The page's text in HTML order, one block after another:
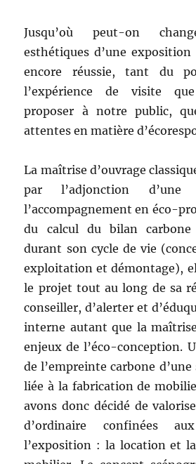
Jusqu’où peut-on
esthétiques d’une
encore réussie, tant du
l’expérience de visite
proposer à notre public,
attentes en matière
La maîtrise d’ouvrage
par l’adjonction d’une
l’accompagnement en éco-
du calcul du bilan
durant son cycle de vie
exploitation et démontage),
le projet tout au long de sa
conseiller, d’alerter et
interne autant que la
enjeux de l’éco-conception.
de l’empreinte carbone
liée à la fabrication de
avons donc décidé de
d’ordinaire confinées
l’exposition : la location et